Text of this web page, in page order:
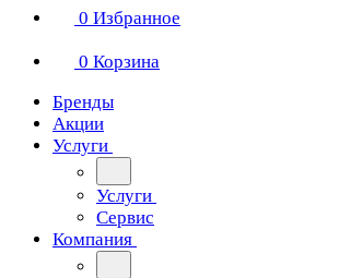
0 Избранное
0 Корзина
Бренды
Акции
Услуги
Услуги
Сервис
Компания